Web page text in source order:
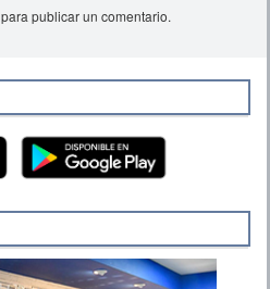
para publicar un comentario.